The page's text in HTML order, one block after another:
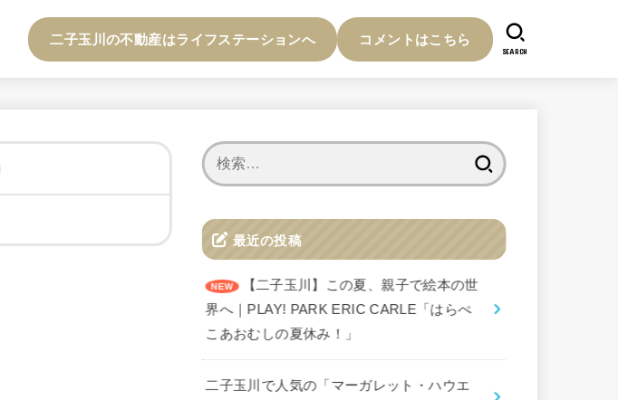
二子玉川の不動産はライフステーションへ コメントはこちら
SEARCH
最近の投稿
【二子玉川】この夏、親子で絵本の世
界へ｜PLAY! PARK ERIC CARLE「はらぺ
こあおむしの夏休み！」
二子玉川で人気の「マーガレット・ハウエ